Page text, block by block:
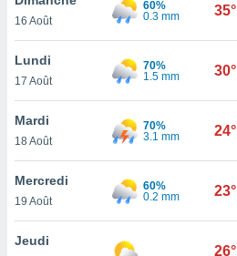
et
»,
au
vous
qu'ils
ou
le
16 Août
60%
0.3 mm
35°
Lundi
17 Août
70%
1.5 mm
30°
Mardi
18 Août
70%
3.1 mm
24°
Mercredi
19 Août
60%
0.2 mm
23°
Jeudi
26°